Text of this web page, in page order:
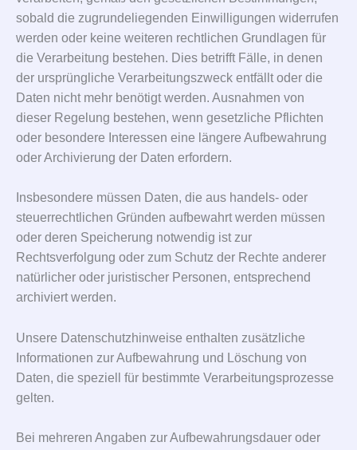
sobald die zugrundeliegenden Einwilligungen widerrufen
werden oder keine weiteren rechtlichen Grundlagen für
die Verarbeitung bestehen. Dies betrifft Fälle, in denen
der ursprüngliche Verarbeitungszweck entfällt oder die
Daten nicht mehr benötigt werden. Ausnahmen von
dieser Regelung bestehen, wenn gesetzliche Pflichten
oder besondere Interessen eine längere Aufbewahrung
oder Archivierung der Daten erfordern.
Insbesondere müssen Daten, die aus handels- oder
steuerrechtlichen Gründen aufbewahrt werden müssen
oder deren Speicherung notwendig ist zur
Rechtsverfolgung oder zum Schutz der Rechte anderer
natürlicher oder juristischer Personen, entsprechend
archiviert werden.
Unsere Datenschutzhinweise enthalten zusätzliche
Informationen zur Aufbewahrung und Löschung von
Daten, die speziell für bestimmte Verarbeitungsprozesse
gelten.
Bei mehreren Angaben zur Aufbewahrungsdauer oder